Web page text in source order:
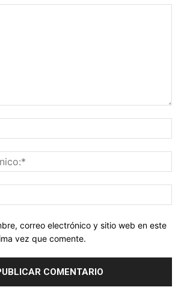
correo electrónico y sitio web en este
vez que comente.